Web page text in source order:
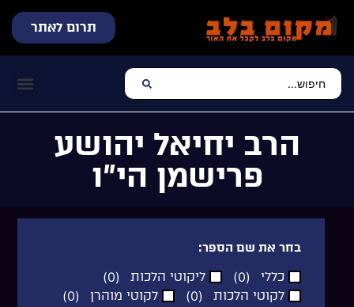
תרום לאתר
הרב יחיאל יהושע
פרישמן הי”ו
בחר את שם הספר:
כללי (
0
) ליקוטי הלכות (
0
)
לקוטי הלכות (
0
) לקוטי מוהרן (
0
)